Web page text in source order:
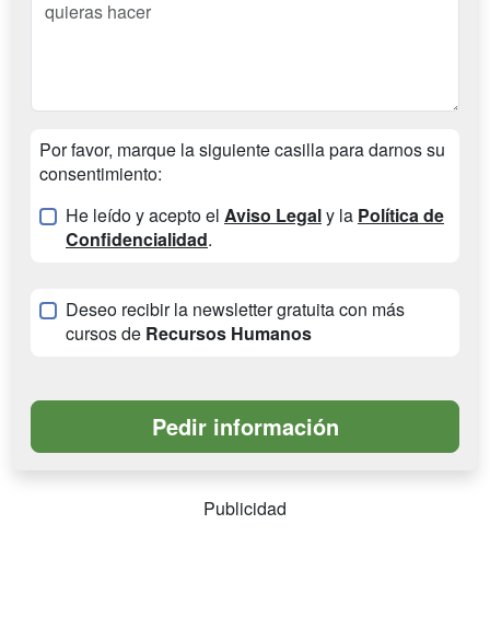
Por favor, marque la siguiente casilla para darnos su
consentimiento:
He leído y acepto el Aviso Legaly la Política de
Confidencialidad.
Deseo recibir la newsletter gratuita con más
cursos de Recursos Humanos
Publicidad